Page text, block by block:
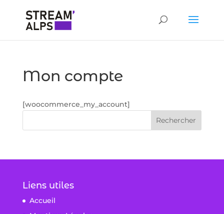
Mon compte
[woocommerce_my_account]
Liens utiles
Accueil